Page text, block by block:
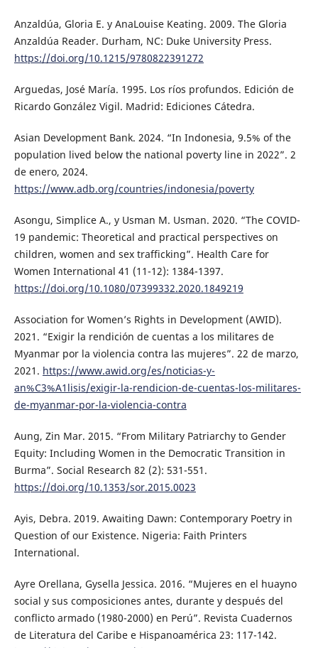
Anzaldúa, Gloria E. y AnaLouise Keating. 2009. The Gloria
Anzaldúa Reader. Durham, NC: Duke University Press.
https://doi.org/10.1215/9780822391272
Arguedas, José María. 1995. Los ríos profundos. Edición de
Ricardo González Vigil. Madrid: Ediciones Cátedra.
Asian Development Bank. 2024. “In Indonesia, 9.5% of the
population lived below the national poverty line in 2022”. 2
de enero, 2024.
https://www.adb.org/countries/indonesia/poverty
Asongu, Simplice A., y Usman M. Usman. 2020. “The COVID-
19 pandemic: Theoretical and practical perspectives on
children, women and sex trafficking”. Health Care for
Women International 41 (11-12): 1384-1397.
https://doi.org/10.1080/07399332.2020.1849219
Association for Women’s Rights in Development (AWID).
2021. “Exigir la rendición de cuentas a los militares de
Myanmar por la violencia contra las mujeres”. 22 de marzo,
2021. https://www.awid.org/es/noticias-y-
an%C3%A1lisis/exigir-la-rendicion-de-cuentas-los-militares-
de-myanmar-por-la-violencia-contra
Aung, Zin Mar. 2015. “From Military Patriarchy to Gender
Equity: Including Women in the Democratic Transition in
Burma”. Social Research 82 (2): 531-551.
https://doi.org/10.1353/sor.2015.0023
Ayis, Debra. 2019. Awaiting Dawn: Contemporary Poetry in
Question of our Existence. Nigeria: Faith Printers
International.
Ayre Orellana, Gysella Jessica. 2016. “Mujeres en el huayno
social y sus composiciones antes, durante y después del
conflicto armado (1980-2000) en Perú”. Revista Cuadernos
de Literatura del Caribe e Hispanoamérica 23: 117-142.